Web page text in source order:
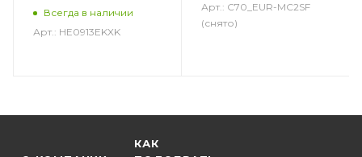
Всегда в наличии
Арт.: HE0913EKXK
Арт.: C70_EUR-MC2SF
(снято)
КАК